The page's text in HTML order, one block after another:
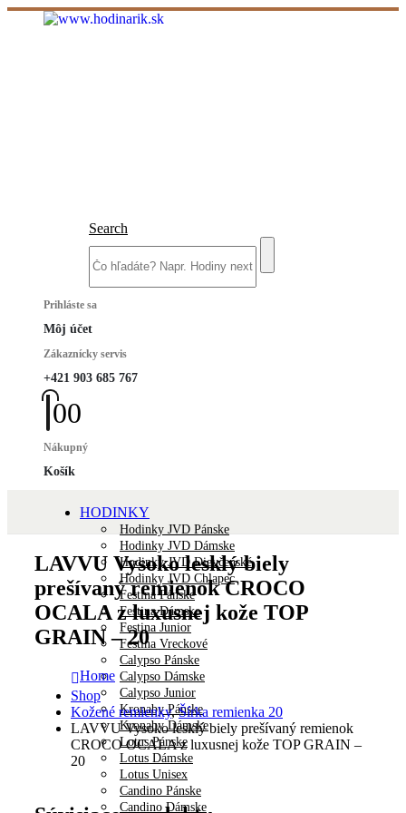
Search
Prihláste sa
Môj účet
Zákaznícky servis
+421 903 685 767
00
Nákupný
Košík
HODINKY
Hodinky JVD Pánske
Hodinky JVD Dámske
Hodinky JVD Dievčenské
Hodinky JVD Chlapec
Festina Pánske
Festina Dámske
Festina Junior
Festina Vreckové
Calypso Pánske
Calypso Dámske
Calypso Junior
Kronaby Pánske
Kronaby Dámske
Lotus Pánske
Lotus Dámske
Lotus Unisex
Candino Pánske
Candino Dámske
LAVVU Vysoko lesklý biely
prešívaný remienok CROCO
OCALA z luxusnej kože TOP
GRAIN – 20
Home
Shop
Kožené remienky,Šírka remienka 20
LAVVU Vysoko lesklý biely prešívaný remienok
CROCO OCALA z luxusnej kože TOP GRAIN –
20